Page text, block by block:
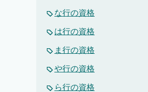
な行の資格
は行の資格
ま行の資格
や行の資格
ら行の資格